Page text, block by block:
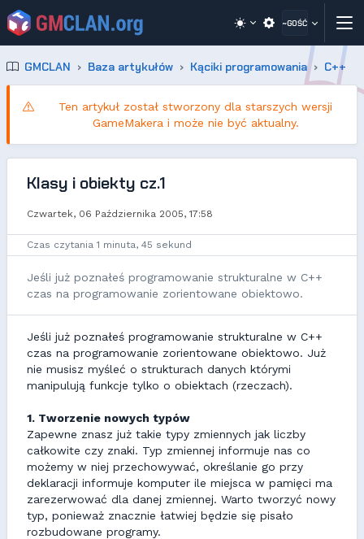
~GOŚĆ
GMCLAN Baza artykułów Kąciki programowania C++
Ten artykuł został stworzony dla starszych wersji
GameMakera i może nie być aktualny.
Klasy i obiekty cz.1
Czwartek, 06 Października 2005, 17:58
Czas czytania 1 minuta, 45 sekund
Jeśli już poznałeś programowanie strukturalne w C++
czas na programowanie zorientowane obiektowo.
Jeśli już poznałeś programowanie strukturalne w C++
czas na programowanie zorientowane obiektowo. Już
nie musisz myśleć o strukturach danych którymi
manipulują funkcje tylko o obiektach (rzeczach).
1. Tworzenie nowych typów
Zapewne znasz już takie typy zmiennych jak liczby
całkowite czy znaki. Typ zmiennej informuje nas co
możemy w niej przechowywać, określanie go przy
deklaracji informuje komputer ile miejsca w pamięci ma
zarezerwować dla danej zmiennej. Warto tworzyć nowy
typ, ponieważ znacznie łatwiej będzie się pisało
rozbudowane programy.